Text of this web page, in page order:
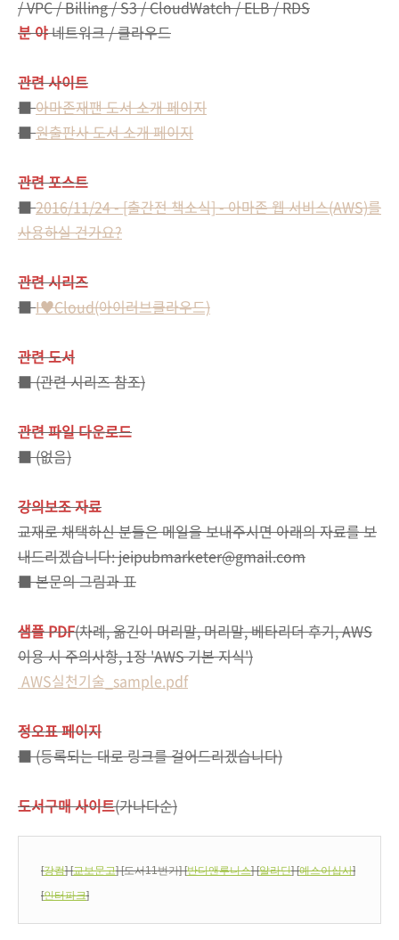
/ VPC / Billing / S3 / CloudWatch / ELB / RDS
분 야네트워크 / 클라우드
관련 사이트
■아마존재팬 도서 소개 페이지
■원출판사 도서 소개 페이지
관련 포스트
■2016/11/24 - [출간전 책소식] - 아마존 웹 서비스(AWS)를
사용하실 건가요?
관련 시리즈
■I♥Cloud(아이러브클라우드)
관련 도서
■ (관련 시리즈 참조)
관련 파일 다운로드
■ (없음)
강의보조 자료
교재로 채택하신 분들은 메일을 보내주시면 아래의 자료를 보
내드리겠습니다: jeipubmarketer@gmail.com
■ 본문의 그림과 표
샘플 PDF(차례, 옮긴이 머리말, 머리말, 베타리더 후기, AWS
이용 시 주의사항, 1장 'AWS 기본 지식')
AWS실천기술_sample.pdf
정오표 페이지
■ (등록되는 대로 링크를 걸어드리겠습니다)
도서구매 사이트(가나다순)
[강컴] [교보문고] [도서11번가] [반디앤루니스] [알라딘] [예스이십사]
[인터파크]